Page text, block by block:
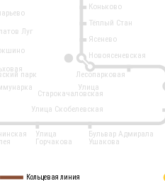
Кольцевая линия
Коньково
Тёплый Стан
Ясенево
Новоясеневская
парк Лесопарковая
Улица
Старокачаловская
Улица Скобелевская
Бульвар Адмирала
Ушакова
Улица
Горчакова
Луг